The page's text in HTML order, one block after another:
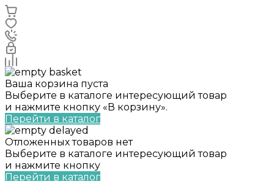
Ваша корзина пуста
Выберите в каталоге интересующий товар
и нажмите кнопку «В корзину».
Перейти в каталог
Отложенных товаров нет
Выберите в каталоге интересующий товар
и нажмите кнопку
Перейти в каталог